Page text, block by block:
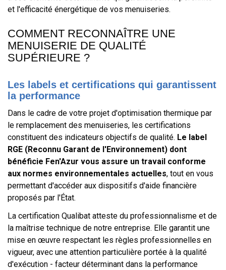
et l'efficacité énergétique de vos menuiseries.
COMMENT RECONNAÎTRE UNE
MENUISERIE DE QUALITÉ
SUPÉRIEURE ?
Les labels et certifications qui garantissent
la performance
Dans le cadre de votre projet d'optimisation thermique par
le remplacement des menuiseries, les certifications
constituent des indicateurs objectifs de qualité. Le label
RGE (Reconnu Garant de l'Environnement) dont
bénéficie Fen'Azur vous assure un travail conforme
aux normes environnementales actuelles, tout en vous
permettant d'accéder aux dispositifs d'aide financière
proposés par l'État.
La certification Qualibat atteste du professionnalisme et de
la maîtrise technique de notre entreprise. Elle garantit une
mise en œuvre respectant les règles professionnelles en
vigueur, avec une attention particulière portée à la qualité
d'exécution - facteur déterminant dans la performance